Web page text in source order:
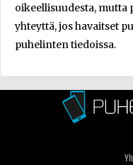
oikeellisuudesta,
yhteyttä, jos havaitset
puhelinten tiedoissa.